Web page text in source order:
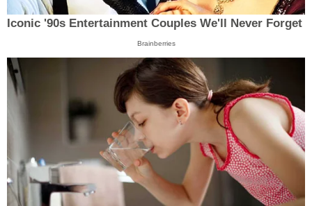
Iconic '90s Entertainment Couples We'll Never Forget
Brainberries